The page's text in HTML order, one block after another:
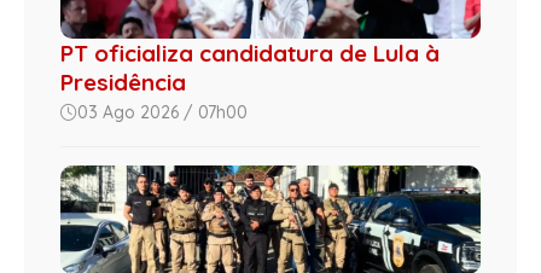
PT oficializa candidatura de Lula à
Presidência
03 Ago 2026 / 07h00